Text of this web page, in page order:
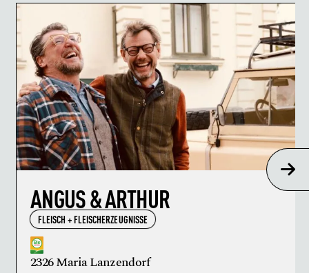
ANGUS & ARTHUR
FLEISCH + FLEISCHERZEUGNISSE
2326 Maria Lanzendorf